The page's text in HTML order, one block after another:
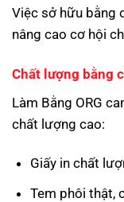
Việc sở hữu bằng
nâng cao cơ hội
Chất lượng bằng
Làm Bằng ORG
chất lượng cao:
Giấy in chất
Tem phôi thật,